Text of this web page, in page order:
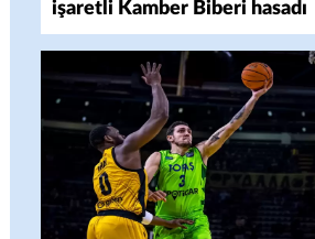
işaretli Kamber Biberi hasadı